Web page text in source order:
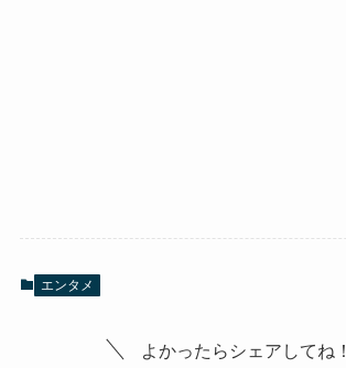
エンタメ
よかったらシェアしてね！